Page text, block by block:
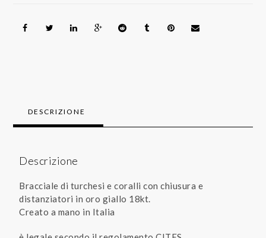
giallo
DESCRIZIONE
Descrizione
Bracciale di turchesi e coralli con chiusura e
distanziatori in oro giallo 18kt.
Creato a mano in Italia